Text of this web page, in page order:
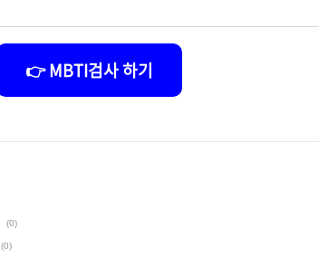
👉 MBTI검사 하기
(0)
(0)